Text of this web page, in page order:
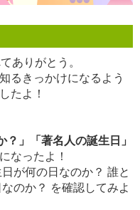
ありがとう。
るきっかけになるよう
たよ！
？」「著名人の誕生日」
なったよ！
が何の日なのか？ 誰と
のか？ を確認してみよ